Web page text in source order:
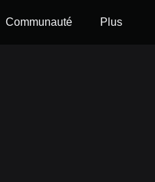
Communauté Plus